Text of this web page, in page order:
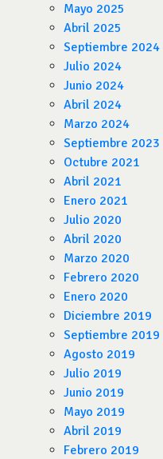
Mayo 2025
Abril 2025
Septiembre 2024
Julio 2024
Junio 2024
Abril 2024
Marzo 2024
Septiembre 2023
Octubre 2021
Abril 2021
Enero 2021
Julio 2020
Abril 2020
Marzo 2020
Febrero 2020
Enero 2020
Diciembre 2019
Septiembre 2019
Agosto 2019
Julio 2019
Junio 2019
Mayo 2019
Abril 2019
Febrero 2019